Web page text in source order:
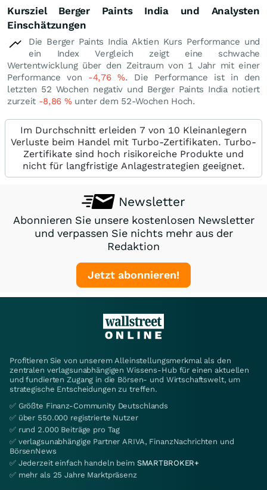
Kursziel Berger Paints India und Analysten
Einschätzungen
Die Berger Paints India Aktien Kurs Performance und
ein Index Vergleich zeigt eine schwache
Wertentwicklung über den Zeitraum von 1 Jahr mit einer
Performance von -4,76%. Die Performance ist in den
letzten 52 Wochen negativ und Berger Paints India notiert
zurzeit -8,86 %unter dem 52-Wochen Hoch.
Im Durchschnitt erleiden 7 von 10 Kleinanlegern
Verluste beim Handel mit Turbo-Zertifikaten. Turbo-
Zertifikate sind hoch risikoreiche Produkte und
nicht für langfristige Anlagestrategien geeignet.
Newsletter
Abonnieren Sie unsere kostenlosen Newsletter
und verpassen Sie nichts mehr aus der
Redaktion
Jetzt abonnieren!
Profitieren Sie von unserem Alleinstellungsmerkmal als den
zentralen verlagsunabhängigen Wissens-Hub für einen aktuellen
und fundierten Zugang in die Börsen- und Wirtschaftswelt, um
strategische Entscheidungen zu treffen.
✅ Größte Finanz-Community Deutschlands
✅ über 550.000 registrierte Nutzer
✅ rund 2.000 Beiträge pro Tag
✅ verlagsunabhängige Partner ARIVA, FinanzNachrichten und
BörsenNews
✅ Jederzeit einfach handeln beim SMARTBROKER+
✅ mehr als 25 Jahre Marktpräsenz